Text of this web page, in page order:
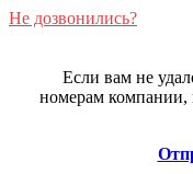
Не дозвонились?
Если вам не
номерам компании,